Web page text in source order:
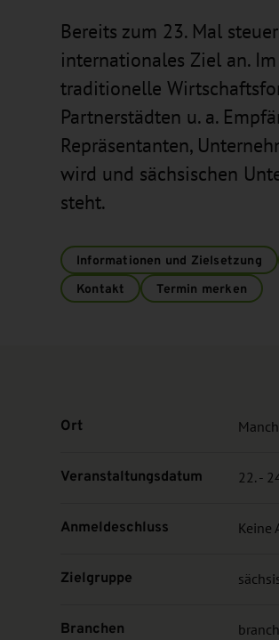
Bereits zum 23. Mal
internationales Ziel an.
traditionelle
Partnerstädten u. a.
Repräsentanten,
wird und sächsischen
steht.
Informationen und Zielsetzung
Kontakt
Termin merken
Ort
Veranstaltungsdatum 22. -
Anmeldeschluss Keine
Zielgruppe
Branchen